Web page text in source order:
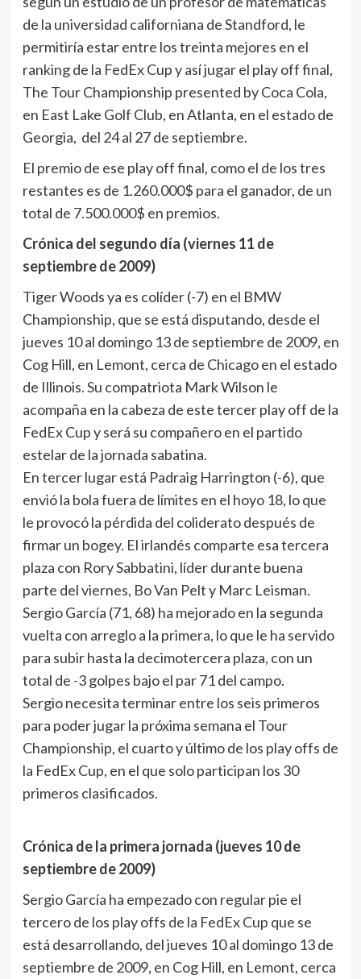
de la universidad californiana de Standford, le
permitiría estar entre los treinta mejores en el
ranking de la FedEx Cup y así jugar el play off final,
The Tour Championship presented by Coca Cola,
en East Lake Golf Club, en Atlanta, en el estado de
Georgia, del 24 al 27 de septiembre.
El premio de ese play off final, como el de los tres
restantes es de 1.260.000$ para el ganador, de un
total de 7.500.000$ en premios.
Crónica del segundo día (viernes 11 de
septiembre de 2009)
Tiger Woods ya es colíder (-7) en el BMW
Championship, que se está disputando, desde el
jueves 10 al domingo 13 de septiembre de 2009, en
Cog Hill, en Lemont, cerca de Chicago en el estado
de Illinois. Su compatriota Mark Wilson le
acompaña en la cabeza de este tercer play off de la
FedEx Cup y será su compañero en el partido
estelar de la jornada sabatina.
En tercer lugar está Padraig Harrington (-6), que
envió la bola fuera de límites en el hoyo 18, lo que
le provocó la pérdida del coliderato después de
firmar un bogey. El irlandés comparte esa tercera
plaza con Rory Sabbatini, líder durante buena
parte del viernes, Bo Van Pelt y Marc Leisman.
Sergio García (71, 68) ha mejorado en la segunda
vuelta con arreglo a la primera, lo que le ha servido
para subir hasta la decimotercera plaza, con un
total de -3 golpes bajo el par 71 del campo.
Sergio necesita terminar entre los seis primeros
para poder jugar la próxima semana el Tour
Championship, el cuarto y último de los play offs de
la FedEx Cup, en el que solo participan los 30
primeros clasificados.
Crónica de la primera jornada (jueves 10 de
septiembre de 2009)
Sergio García ha empezado con regular pie el
tercero de los play offs de la FedEx Cup que se
está desarrollando, del jueves 10 al domingo 13 de
septiembre de 2009, en Cog Hill, en Lemont, cerca